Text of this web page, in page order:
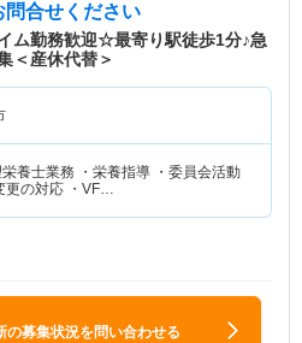
合せください
ム勤務歓迎☆最寄り駅徒歩1分♪急
＜産休代替＞
養士業務 ・栄養指導 ・委員会活動
更の対応 ・VF…
の募集状況を問い合わせる